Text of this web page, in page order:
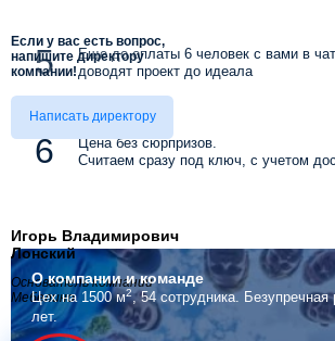
Еще до оплаты 6 человек с вами в
доводят проект до идеала
Цена без сюрпризов.
Считаем сразу под ключ, с учетом
Если у вас есть вопрос,
напишите директору
компании!
Написать директору
Игорь Владимирович
Лонский
Основатель компании
Мебелино
О компаниии команде
Цех на 1500 м2, 54 сотрудника. Безупречная
лет.